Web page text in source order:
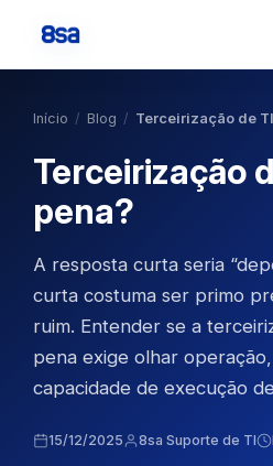
Início / Blog / Terceirização de
Terceirização
pena?
A resposta curta seria
curta costuma ser primo
ruim. Entender se a
pena exige olhar
capacidade de execução
15/12/2025 8sa Suporte de TI